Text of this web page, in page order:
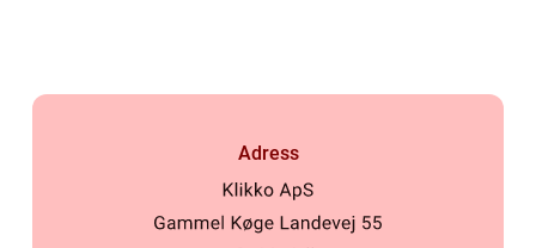
Adress